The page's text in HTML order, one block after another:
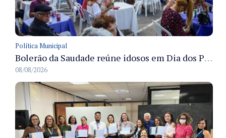
Política Municipal
Bolerão da Saudade reúne idosos em Dia dos Pais promovido pela Fundação Dr. Thomas em Manaus
08/08/2026